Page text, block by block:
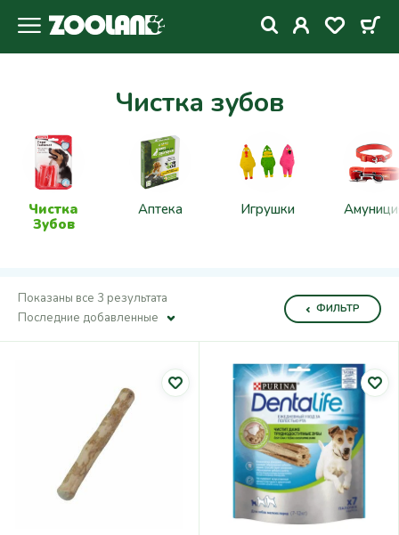
Чистка зубов
Чистка
Зубов
Аптека Игрушки
Показаны все 3 результата
Последние добавленные
ФИЛЬТР